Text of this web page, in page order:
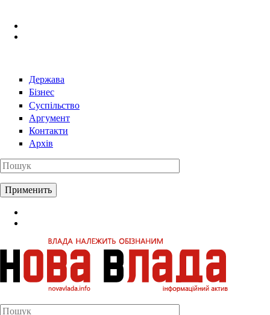
Держава
Бізнес
Суспільство
Аргумент
Контакти
Архів